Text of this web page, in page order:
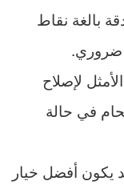
بالغة نقاط
ضروري.
لإصلاح
في حالة
يكون أفضل خيار